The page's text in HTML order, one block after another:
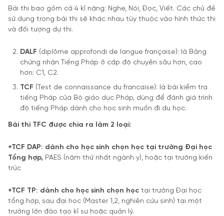
Bài thi bao gồm cả 4 kĩ năng: Nghe, Nói, Đọc, Viết. Các chủ đề
sử dụng trong bài thi sẽ khác nhau tùy thuộc vào hình thức thi
và đối tượng dự thi.
DALF (diplôme approfondi de langue française): là Bằng
chứng nhận Tiếng Pháp ở cấp độ chuyên sâu hơn, cao
hơn: C1, C2.
TCF (Test de connaissance du francaise): là bài kiểm tra
tiếng Pháp của Bộ giáo dục Pháp, dùng để đánh giá trình
độ tiếng Pháp dành cho học sinh muốn đi du học.
Bài thi TFC được chia ra làm 2 loại:
+TCF DAP: dành cho học sinh chọn học tại trường Đại học
Tổng hợp, PAES (năm thứ nhất ngành y), hoặc tại trường kiến
trúc
+TCF TP: dành cho học sinh chọn học tại trường Đại học
tổng hợp, sau đại học (Master 1,2, nghiên cứu sinh) tại một
trường lớn đào tạo kĩ sư hoặc quản lý.